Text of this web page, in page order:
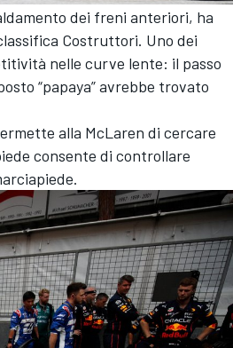
dei freni anteriori, ha
Costruttori. Uno dei
nelle curve lente: il passo
“papaya” avrebbe trovato
alla McLaren di cercare
consente di controllare